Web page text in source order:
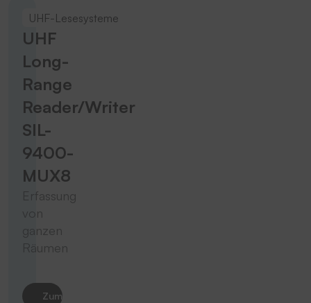
UHF-Lesesysteme
UHF
Long-
Range
Reader/Writer
SIL-
9400-
MUX8
Erfassung
von
ganzen
Räumen
Zum Produkt